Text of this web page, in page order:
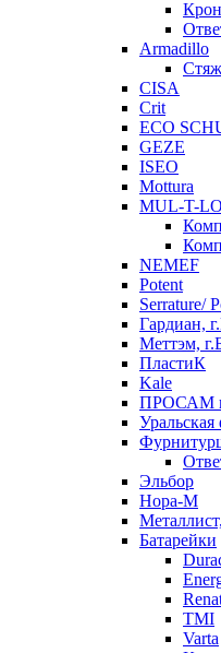
Armadillo
CISA
Crit
ECO
GEZE
ISEO
Mottura
MUL-T-
NEMEF
Potent
Serrature/
Гардиан,
Меттэм,
ПластиК
Kale
ПРОСАМ
Эльбор
Нора-М
Батарейки
TMI
Varta